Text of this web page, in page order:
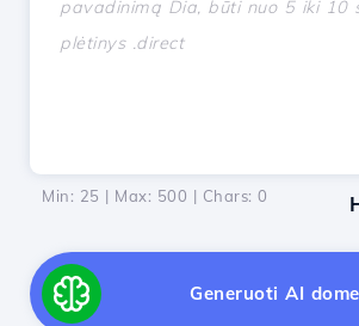
Min: 25 | Max: 500 | Chars: 0
Generuoti AI